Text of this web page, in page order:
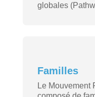
globales
Familles
Le Mouvement